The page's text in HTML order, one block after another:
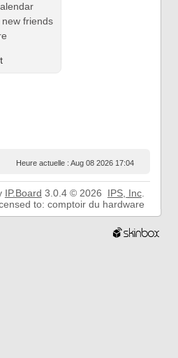
friends
Heure actuelle : Aug 08 2026 17:04
IP.Board 3.0.4 © 2026 IPS, Inc.
to: comptoir du hardware